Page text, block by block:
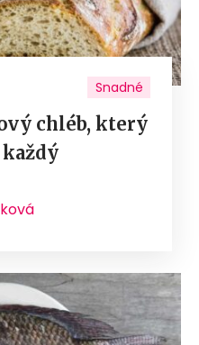
Snadné
chléb, který